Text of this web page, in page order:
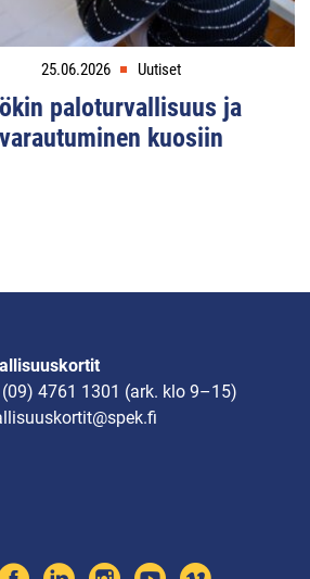
25.06.2026 Uutiset
paloturvallisuus ja
varautuminen kuosiin
(09) 4761 1301 (ark. klo 9–15)